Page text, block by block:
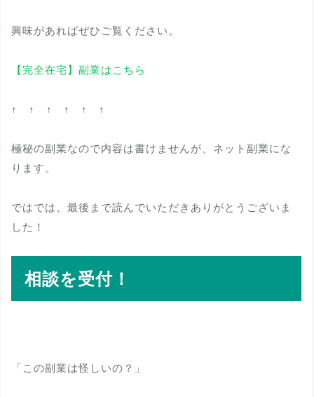
興味があればぜひご覧ください。
【完全在宅】副業はこちら
↑ ↑ ↑ ↑ ↑ ↑
極秘の副業なので内容は書けませんが、ネット副業にな
ります。
ではでは、最後まで読んでいただきありがとうございま
した！
相談を受付！
「この副業は怪しいの？」